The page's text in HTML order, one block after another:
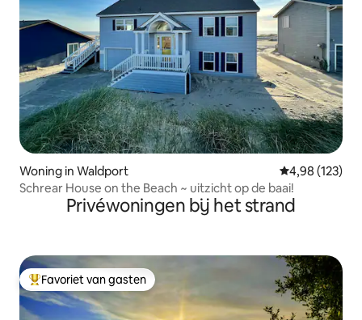
Woning in Waldport Gemiddelde
4,98 (123)
Schrear House on the Beach ~ uitzicht op de baai!
Privéwoningen bij het strand
Topfavoriet van gasten
Favoriet van gasten